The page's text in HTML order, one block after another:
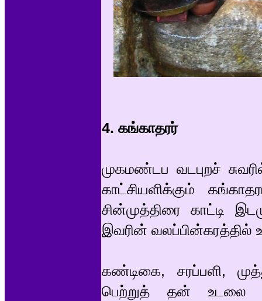
4. கங்காதரர்
முகமண்டப வடபுறச்
காட்சியளிக்கும்
சின்முத்திரை காட்டி
இவரின் வலப்பின்கரத்தில்
கண்டிகை, சரப்பளி,
பெற்றுத் தன் உடலை